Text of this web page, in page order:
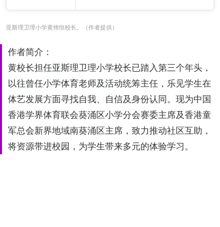
亚斯理卫理小学黄炜恒校长。（作者提供）
作者简介：
黄校长担任亚斯理卫理小学校长已踏入第三个年头，
以往曾任小学体育老师及活动统筹主任，乐见学生在
体艺发展方面寻找自我、自信及身份认同。现为中国
香港学界体育联会葵涌区小学分会赛委主席及香港童
军总会新界地域南葵涌区主席，致力推动社区互助，
将资源带进校园，为学生带来多元的体验学习。